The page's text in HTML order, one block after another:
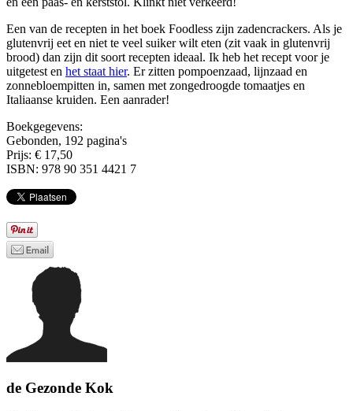
Een van de recepten in het boek Foodless zijn zadencrackers. Als je
glutenvrij eet en niet te veel suiker wilt eten (zit vaak in glutenvrij
brood) dan zijn dit soort recepten ideaal. Ik heb het recept voor je
uitgetest en het staat hier. Er zitten pompoenzaad, lijnzaad en
zonnebloempitten in, samen met zongedroogde tomaatjes en
Italiaanse kruiden. Een aanrader!
Boekgegevens:
Gebonden, 192 pagina's
Prijs: € 17,50
ISBN: 978 90 351 4421 7
de Gezonde Kok